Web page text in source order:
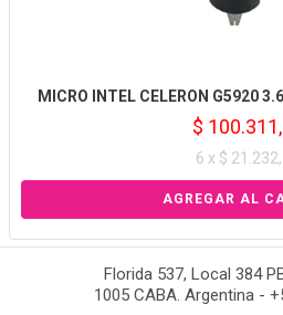
MICRO INTEL CELERON G5920
$
6 x $
Florida 537, Local 384
1005 CABA. Argentina -